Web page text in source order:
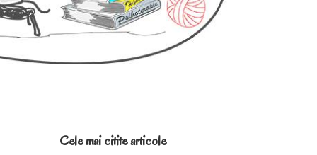
Cele mai citite articole